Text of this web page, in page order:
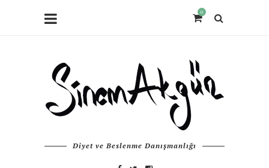
0
Diyet ve Beslenme Danışmanlığı